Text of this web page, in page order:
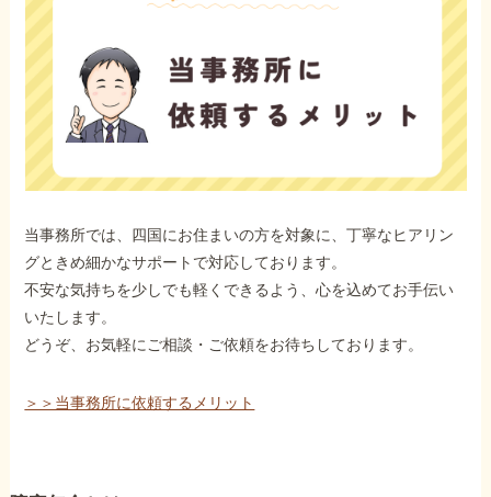
当事務所では、四国にお住まいの方を対象に、丁寧なヒアリン
グときめ細かなサポートで対応しております。
不安な気持ちを少しでも軽くできるよう、心を込めてお手伝い
いたします。
どうぞ、お気軽にご相談・ご依頼をお待ちしております。
＞＞当事務所に依頼するメリット